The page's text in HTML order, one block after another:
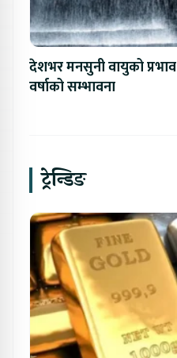
देशभर मनसुनी वायुको
वर्षाको सम्भावना
ट्रेन्डिङ